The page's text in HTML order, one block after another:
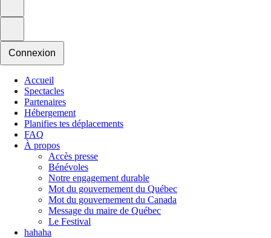
Connexion
Accueil
Spectacles
Partenaires
Hébergement
Planifies tes déplacements
FAQ
À propos
Accès presse
Bénévoles
Notre engagement durable
Mot du gouvernement du Québec
Mot du gouvernement du Canada
Message du maire de Québec
Le Festival
hahaha